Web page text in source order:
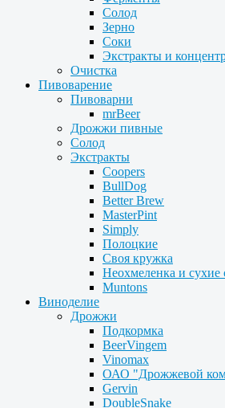
Солод
Зерно
Соки
Экстракты и
Очистка
Пивоварение
Пивоварни
mrBeer
Дрожжи пивные
Солод
Экстракты
Coopers
BullDog
Better Brew
MasterPint
Simply
Полоцкие
Своя кружка
Неохмеленка и сухие
Muntons
Виноделие
Дрожжи
Подкормка
BeerVingem
Vinomax
ОАО "Дрожжевой
Gervin
DoubleSnake